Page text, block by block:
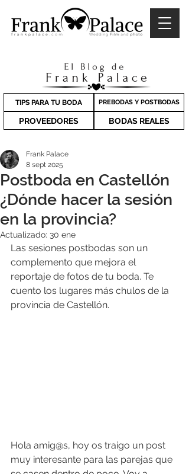
TIPS PARA TU BODA PREBODAS Y POSTBODAS
PROVEEDORES BODAS REALES
Postboda en Castellón
¿Dónde hacer la sesión
en la provincia?
Frank Palace
8 sept 2025
Actualizado: 30 ene
Las sesiones postbodas son un
complemento que mejora el
reportaje de fotos de tu boda. Te
cuento los lugares más chulos de la
provincia de Castellón.
Hola amig@s, hoy os traigo un post
muy interesante para las parejas que